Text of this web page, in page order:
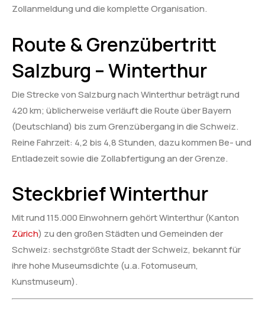
Zollanmeldung und die komplette Organisation.
Route & Grenzübertritt
Salzburg – Winterthur
Die Strecke von Salzburg nach Winterthur beträgt rund
420 km; üblicherweise verläuft die Route über Bayern
(Deutschland) bis zum Grenzübergang in die Schweiz.
Reine Fahrzeit: 4,2 bis 4,8 Stunden, dazu kommen Be- und
Entladezeit sowie die Zollabfertigung an der Grenze.
Steckbrief Winterthur
Mit rund 115.000 Einwohnern gehört Winterthur (Kanton
Zürich) zu den großen Städten und Gemeinden der
Schweiz: sechstgrößte Stadt der Schweiz, bekannt für
ihre hohe Museumsdichte (u.a. Fotomuseum,
Kunstmuseum).